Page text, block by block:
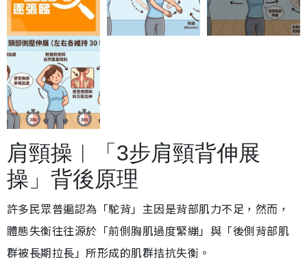
肩頸操︱「3步肩頸背伸展
操」背後原理
許多民眾普遍認為「駝背」主因是背部肌力不足，然而，
體態失衡往往源於「前側胸肌過度緊繃」與「後側背部肌
群被長期拉長」所形成的肌群拮抗失衡。